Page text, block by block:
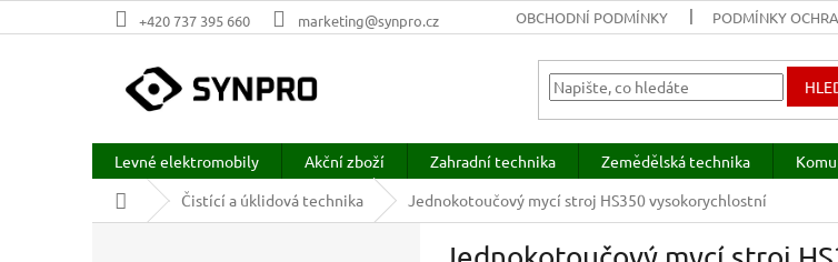
na
+420 737 395 660 marketing@synpro.cz OBCHODNÍ PODMÍNKY PODMÍNKY
Levné elektromobily Akční zboží Zahradní technika Zemědělská technika
Domů
Čistící a úklidová technika Jednokotoučový mycí stroj HS350 vysokorychlostní